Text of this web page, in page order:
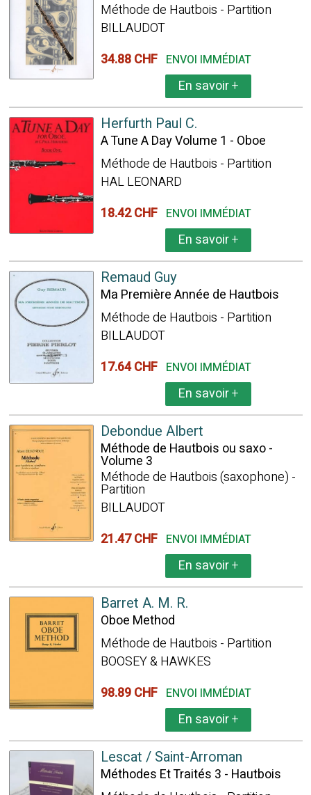
Méthode de Hautbois - Partition
BILLAUDOT
34.88 CHF ENVOI IMMÉDIAT
En savoir+
Herfurth Paul C.
A Tune A Day Volume 1 - Oboe
Méthode de Hautbois - Partition
HAL LEONARD
18.42 CHF ENVOI IMMÉDIAT
En savoir+
Remaud Guy
Ma Première Année de Hautbois
Méthode de Hautbois - Partition
BILLAUDOT
17.64 CHF ENVOI IMMÉDIAT
En savoir+
Debondue Albert
Méthode de Hautbois ou saxo -
Volume 3
Méthode de Hautbois (saxophone) -
Partition
BILLAUDOT
21.47 CHF ENVOI IMMÉDIAT
En savoir+
Barret A. M. R.
Oboe Method
Méthode de Hautbois - Partition
BOOSEY & HAWKES
98.89 CHF ENVOI IMMÉDIAT
En savoir+
Lescat / Saint-Arroman
Méthodes Et Traités 3 - Hautbois